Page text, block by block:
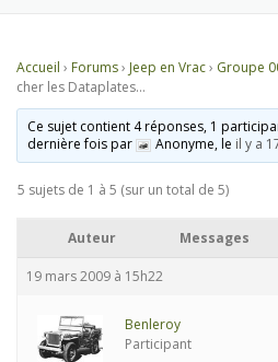
DOCUMENTATIONS FORUMS
CONNEXION
Accueil › Forums› Jeep en Vrac› Groupe
cher les Dataplates…
Ce sujet contient 4 réponses, 1
dernière fois par
Anonyme, le il y a
5 sujets de 1 à 5 (sur un total de 5)
Auteur Messages
19 mars 2009 à 15h22
Benleroy
Participant